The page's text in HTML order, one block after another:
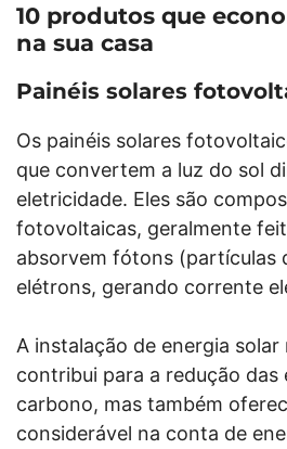
10 produtos que
na sua casa
Painéis solares
Os painéis solares
que convertem a luz do sol
eletricidade. Eles são
fotovoltaicas, geralmente
absorvem fótons (partículas
elétrons, gerando corrente
A instalação de energia solar
contribui para a redução das
carbono, mas também
considerável na conta de